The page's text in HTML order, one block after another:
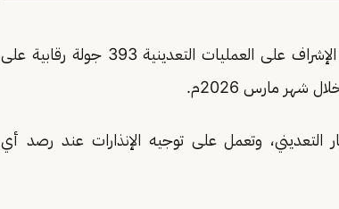
ممثلةً في وكالة الإشراف على العمليات التعدينية 393 جولة رقابية على
شهر مارس 2026م.
التعديني، وتعمل على توجيه الإنذارات عند رصد أي